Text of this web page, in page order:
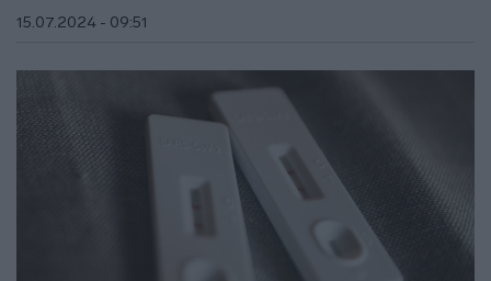
15.07.2024 - 09:51